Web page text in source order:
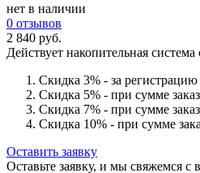
нет в наличии
0 отзывов
2 840 руб.
Действует накопительная система
Скидка 3% - за регистрацию
Скидка 5% - при сумме
Скидка 7% - при сумме
Скидка 10% - при сумме
Оставить заявку
Оставьте заявку, и мы свяжемся с